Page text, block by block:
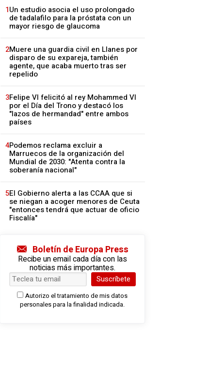
1Un estudio asocia el uso prolongado
de tadalafilo para la próstata con un
mayor riesgo de glaucoma
2Muere una guardia civil en Llanes por
disparo de su expareja, también
agente, que acaba muerto tras ser
repelido
3Felipe VI felicitó al rey Mohammed VI
por el Día del Trono y destacó los
"lazos de hermandad" entre ambos
países
4Podemos reclama excluir a
Marruecos de la organización del
Mundial de 2030: "Atenta contra la
soberanía nacional"
5El Gobierno alerta a las CCAA que si
se niegan a acoger menores de Ceuta
"entonces tendrá que actuar de oficio
Fiscalía"
Boletín de Europa Press
Recibe un email cada día con las
noticias más importantes.
Suscríbete
Autorizo el tratamiento de mis datos
personales para la finalidad indicada.